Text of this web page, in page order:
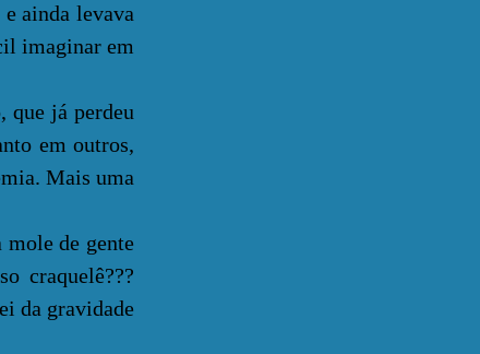
ainda levava
imaginar em
já perdeu
em outros,
Mais uma
de gente
craquelê???
da gravidade